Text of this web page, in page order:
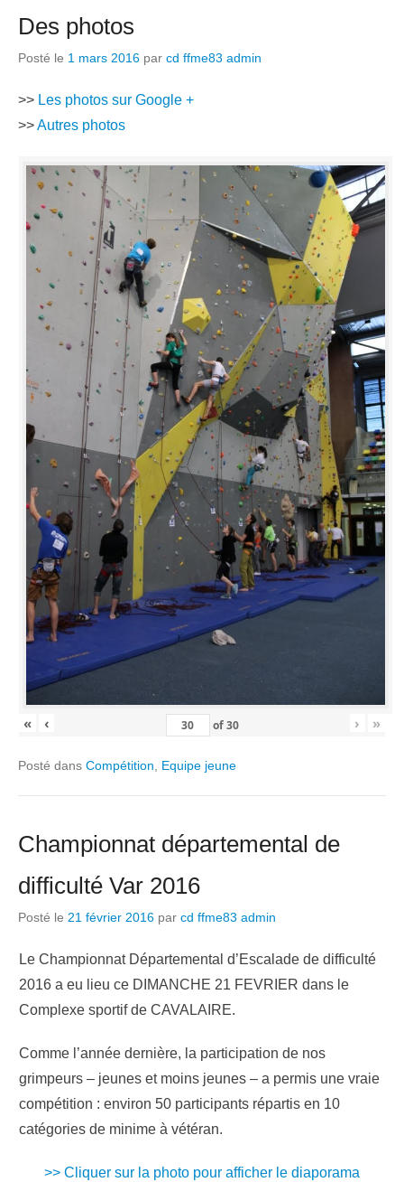
Des photos
Posté le 1 mars 2016 par cd ffme83 admin
>> Les photos sur Google +
>>Autres photos
« ‹ of30 › »
Posté dans Compétition Equipe jeune
Championnat départemental de
difficulté Var 2016
Posté le 21 février 2016 par cd ffme83 admin
Le Championnat Départemental d’Escalade de difficulté
2016 a eu lieu ce DIMANCHE 21 FEVRIER dans le
Complexe sportif de CAVALAIRE.
Comme l’année dernière, la participation de nos
grimpeurs – jeunes et moins jeunes – a permis une vraie
compétition : environ 50 participants répartis en 10
catégories de minime à vétéran.
>> Cliquer sur la photo pour afficher le diaporama